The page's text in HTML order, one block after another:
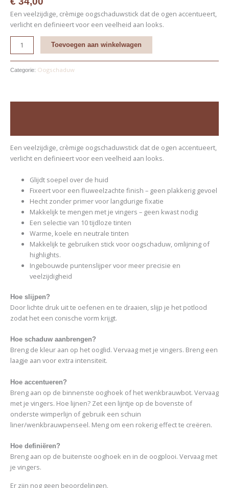
Een veelzijdige, crèmige oogschaduwstick dat de ogen accentueert,
verlicht en definieert voor een veelheid aan looks.
Toevoegen aan winkelwagen
Categorie: Oogschaduw
Een veelzijdige, crèmige oogschaduwstick dat de ogen accentueert,
verlicht en definieert voor een veelheid aan looks.
Glijdt soepel over de huid
Fixeert voor een fluweelzachte finish – geen plakkerig gevoel
Hecht zonder primer voor langdurige fixatie
Makkelijk te mengen met je vingers – geen kwast nodig
Een selectie van 10 tijdloze tinten
Warme, koele en neutrale tinten
Makkelijk te gebruiken stick voor oogschaduw, omlijning of
highlights.
Ingebouwde puntenslijper voor meer precisie en
veelzijdigheid
Hoe slijpen?
Door lichte druk uit te oefenen en te draaien, slijp je het potlood
zodat het een conische vorm krijgt.
Hoe schaduw aanbrengen?
Breng de kleur aan op het ooglid. Vervaag met je vingers. Breng een
laagje aan voor extra intensiteit.
Hoe accentueren?
Breng aan op de binnenste ooghoek of het wenkbrauwbot. Vervaag
met je vingers. Hoe lijnen? Zet een lijntje op de bovenste of
onderste wimperlijn of gebruik een schuin
liner/wenkbrauwpenseel. Meng om een rokerig effect te creëren.
Hoe definiëren?
Breng aan op de buitenste ooghoek en in de oogplooi. Vervaag met
je vingers.
Er zijn nog geen beoordelingen.